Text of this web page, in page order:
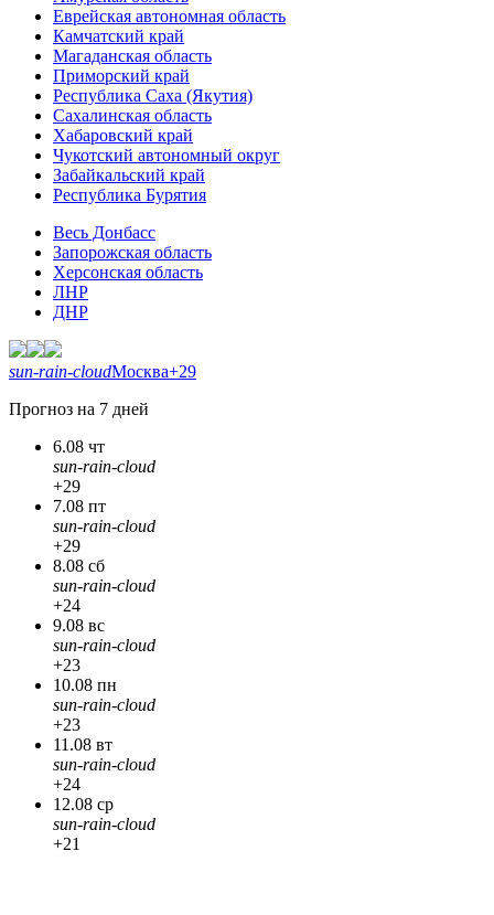
Еврейская автономная область
Камчатский край
Магаданская область
Приморский край
Республика Саха (Якутия)
Сахалинская область
Хабаровский край
Чукотский автономный округ
Забайкальский край
Республика Бурятия
Весь Донбасс
Запорожская область
Херсонская область
ЛНР
ДНР
sun-rain-cloudМосква+29
Прогноз на 7 дней
6.08 чт
sun-rain-cloud
+29
7.08 пт
sun-rain-cloud
+29
8.08 сб
sun-rain-cloud
+24
9.08 вс
sun-rain-cloud
+23
10.08 пн
sun-rain-cloud
+23
11.08 вт
sun-rain-cloud
+24
12.08 ср
sun-rain-cloud
+21